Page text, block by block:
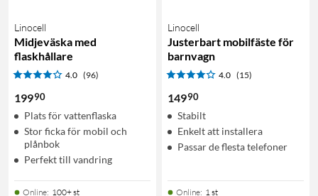
Linocell
Midjeväska med
flaskhållare
4.0 (96)
19990
Plats för vattenflaska
Stor ficka för mobil och
plånbok
Perfekt till vandring
Online: 100+ st
Linocell
Justerbart mobilfäste för
barnvagn
4.0 (15)
14990
Stabilt
Enkelt att installera
Passar de flesta telefoner
Online: 1 st